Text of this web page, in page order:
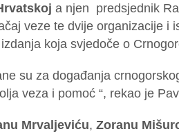
a njen predsjednik
veze te dvije organizacije i
koja svjedoče o
su za događanja
veza i pomoć “, rekao je
Mrvaljeviću, Zoranu